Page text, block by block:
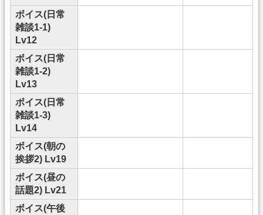
ボイス(日常
雑談1-1)
Lv12
ボイス(日常
雑談1-2)
Lv13
ボイス(日常
雑談1-3)
Lv14
ボイス(朝の
挨拶2) Lv19
ボイス(昼の
話題2) Lv21
ボイス(午後